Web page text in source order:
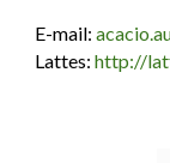
E-mail:
Lattes:http://